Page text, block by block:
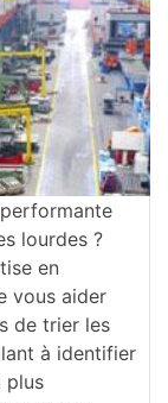
lourdes ?
en
vous aider
de trier les
à identifier
plus